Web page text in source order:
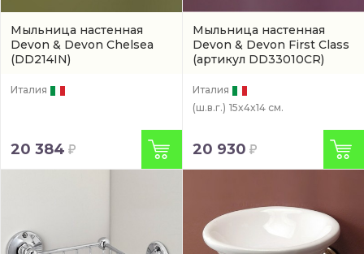
Мыльница настенная
Devon & Devon Chelsea
(DD214IN)
Италия
20 384
Мыльница настенная
Devon & Devon First Class
(артикул DD33010CR)
Италия
(ш.в.г.) 15x4x14 см.
20 930